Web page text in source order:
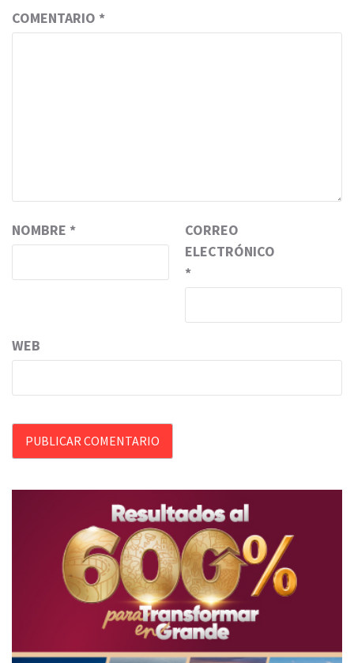
COMENTARIO *
NOMBRE *
CORREO
ELECTRÓNICO
*
WEB